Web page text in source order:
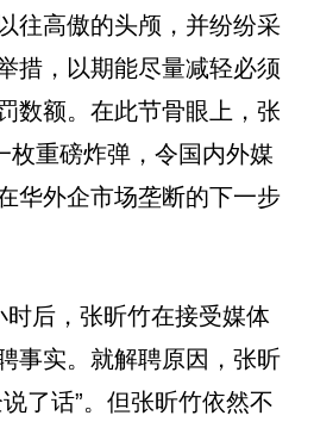
往高傲的头颅，并纷纷采
措，以期能尽量减轻必须
数额。在此节骨眼上，张
枚重磅炸弹，令国内外媒
华外企市场垄断的下一步
时后，张昕竹在接受媒体
事实。就解聘原因，张昕
了话”。但张昕竹依然不